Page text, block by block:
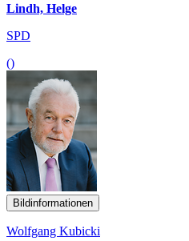
Lindh, Helge
SPD
()
Bildinformationen
Wolfgang Kubicki